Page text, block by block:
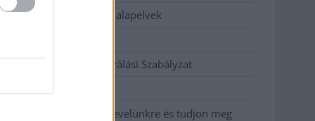
Etikai és függetlenségi alapelvek
Hozzászólási és Moderálási Szabályzat
Iratkozzon fel heti hírlevelünkre és tudjon meg